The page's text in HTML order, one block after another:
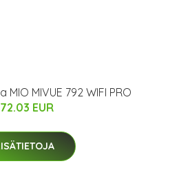
MIVUE 792 WIFI PRO
EUR